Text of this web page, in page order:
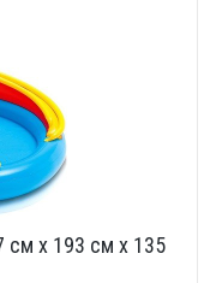
см х 193 см х 135